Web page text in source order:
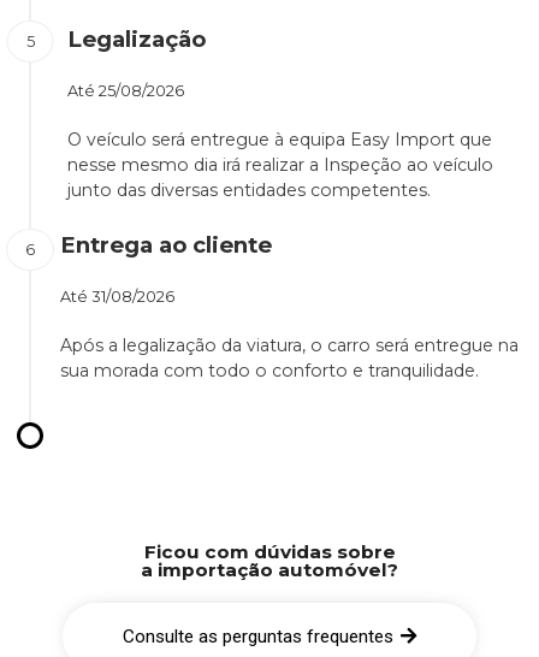
Legalização
Até 25/08/2026
O veículo será entregue à equipa Easy Import que
nesse mesmo dia irá realizar a Inspeção ao veículo
junto das diversas entidades competentes.
Entrega ao cliente
Até 31/08/2026
Após a legalização da viatura, o carro será entregue na
sua morada com todo o conforto e tranquilidade.
Ficou com dúvidas sobre
a importação automóvel?
Consulte as perguntas frequentes